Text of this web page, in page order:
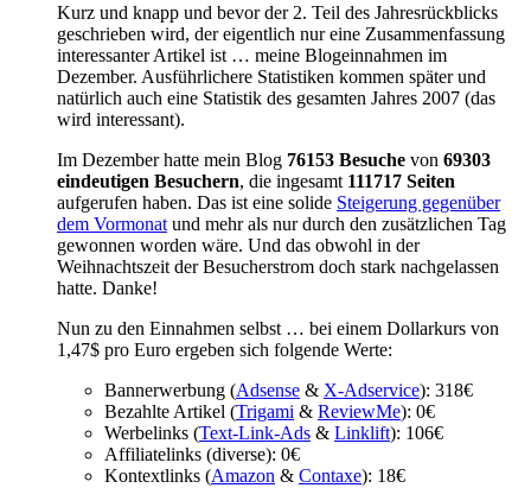
Kurz und knapp und bevor der 2. Teil des Jahresrückblicks
geschrieben wird, der eigentlich nur eine Zusammenfassung
interessanter Artikel ist … meine Blogeinnahmen im
Dezember. Ausführlichere Statistiken kommen später und
natürlich auch eine Statistik des gesamten Jahres 2007 (das
wird interessant).
Im Dezember hatte mein Blog 76153 Besuche von 69303
eindeutigen Besuchern, die ingesamt 111717 Seiten
aufgerufen haben. Das ist eine solide Steigerung gegenüber
dem Vormonat und mehr als nur durch den zusätzlichen Tag
gewonnen worden wäre. Und das obwohl in der
Weihnachtszeit der Besucherstrom doch stark nachgelassen
hatte. Danke!
Nun zu den Einnahmen selbst … bei einem Dollarkurs von
1,47$ pro Euro ergeben sich folgende Werte:
Bannerwerbung (Adsense & X-Adservice): 318€
Bezahlte Artikel (Trigami & ReviewMe): 0€
Werbelinks (Text-Link-Ads & Linklift): 106€
Affiliatelinks (diverse): 0€
Kontextlinks (Amazon & Contaxe): 18€